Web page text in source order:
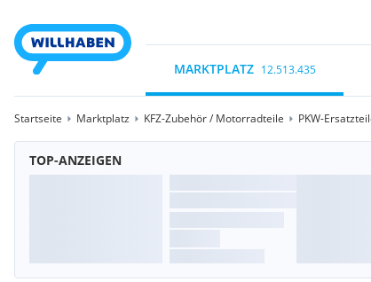
MARKTPLATZ 12.513.435
Startseite Marktplatz KFZ-Zubehör / Motorradteile PKW-
TOP-ANZEIGEN